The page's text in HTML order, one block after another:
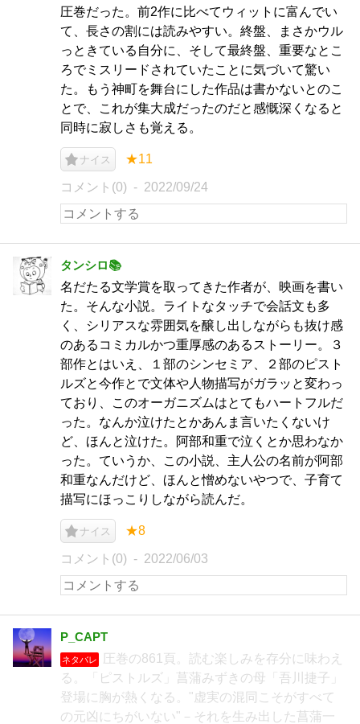
圧巻だった。前2作に比べてウィットに富んでい
て、長さの割には読みやすい。終盤、まさかウル
っときている自分に、そして最終盤、重要なとこ
ろでミスリードされていたことに気づいて驚い
た。もう神町を舞台にした作品は書かないとのこ
とで、これが集大成だったのだと感慨深くなると
同時に寂しさも覚える。
ナイス ★11
コメント(0) 2022/09/24
タンシロ📚
名だたる文学賞を取ってきた作者が、映画を書い
た。そんな小説。ライトなタッチで会話文も多
く、シリアスな雰囲気を醸し出しながらも抜け感
のあるコミカルかつ重厚感のあるストーリー。３
部作とはいえ、１部のシンセミア、２部のピスト
ルズと今作とで文体や人物描写がガラッと変わっ
ており、このオーガニズムはとてもハートフルだ
った。なんか泣けたとかあんま言いたくないけ
ど、ほんと泣けた。阿部和重で泣くとか思わなか
った。ていうか、この小説、主人公の名前が阿部
和重なんだけど、ほんと憎めないやつで、子育て
描写にほっこりしながら読んだ。
ナイス ★8
コメント(0) 2022/06/03
P_CAPT
ネタバレ
圧巻の861頁。読む楽しみを存分に味わえ
る。「ピストルズ」菖蒲みずきの母「吾川捷子」
登場に胸が熱くなる。"虚実の混同こそがすべて
の元凶にちがいない"－それを生み出した菖蒲一